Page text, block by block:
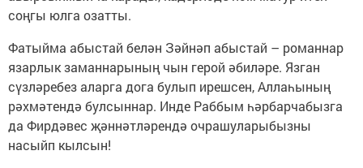
соңгы юлга озатты.
Фатыйма абыстай белән Зәйнәп абыс­тай – романнар
язарлык заманна­рының чын герой әбиләре. Язган
сүзләребез аларга дога булып ирешсен, Аллаһының
рәхмәтендә булсыннар. Инде Раббым һәрбарчабызга
да Фирдәвес җәннәтләрендә очрашуларыбызны
насыйп кылсын!